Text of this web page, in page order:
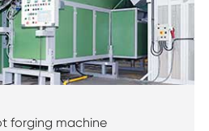
forging machine